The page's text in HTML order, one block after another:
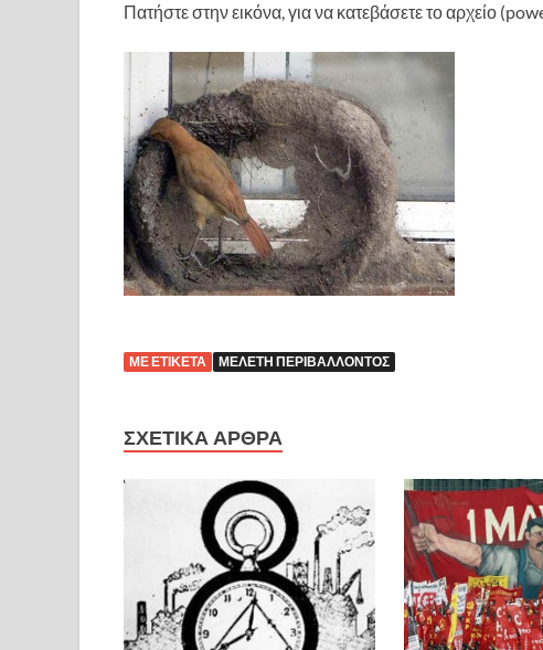
Πατήστε στην εικόνα, για να κατεβάσετε το αρχείο
ΜΕ ΕΤΙΚΈΤΑ ΜΕΛΈΤΗ ΠΕΡΙΒΆΛΛΟΝΤΟΣ
ΣΧΕΤΙΚΆ ΆΡΘΡΑ